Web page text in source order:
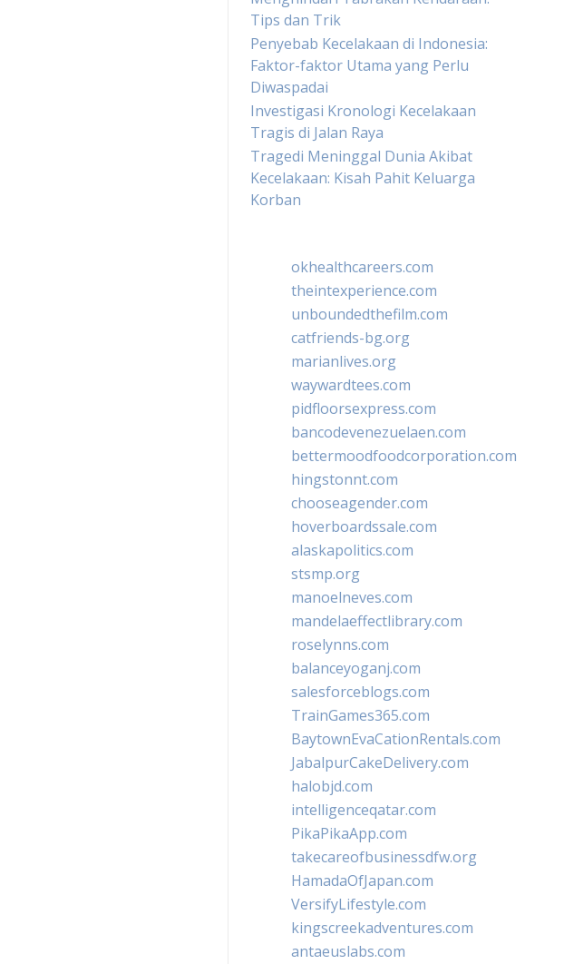
Tips dan Trik
Penyebab Kecelakaan di Indonesia:
Faktor-faktor Utama yang Perlu
Diwaspadai
Investigasi Kronologi Kecelakaan
Tragis di Jalan Raya
Tragedi Meninggal Dunia Akibat
Kecelakaan: Kisah Pahit Keluarga
Korban
okhealthcareers.com
theintexperience.com
unboundedthefilm.com
catfriends-bg.org
marianlives.org
waywardtees.com
pidfloorsexpress.com
bancodevenezuelaen.com
bettermoodfoodcorporation.com
hingstonnt.com
chooseagender.com
hoverboardssale.com
alaskapolitics.com
stsmp.org
manoelneves.com
mandelaeffectlibrary.com
roselynns.com
balanceyoganj.com
salesforceblogs.com
TrainGames365.com
BaytownEvaCationRentals.com
JabalpurCakeDelivery.com
halobjd.com
intelligenceqatar.com
PikaPikaApp.com
takecareofbusinessdfw.org
HamadaOfJapan.com
VersifyLifestyle.com
kingscreekadventures.com
antaeuslabs.com